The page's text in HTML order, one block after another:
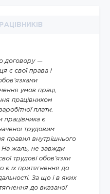
договору —
є свої права і
умов праці,
працівником
плати.
працівника є
трудовим
правил внутрішнього
На жаль, не завжди
трудові обов’язки
є їх притягнення до
За що і в яких
до вказаної